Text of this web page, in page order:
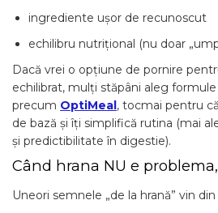
ingrediente ușor de recunoscut
echilibru nutrițional (nu doar
Dacă vrei o opțiune de pornire
echilibrat, mulți stăpâni aleg
precum OptiMeal, tocmai pentru
de bază și îți simplifică rutina (mai
și predictibilitate în digestie).
Când hrana NU e
Uneori semnele „de la hrană” vin